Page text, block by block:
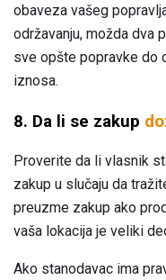
obaveza vašeg
održavanju, možda dva
sve opšte popravke do
iznosa.
8. Da li se zakup
Proverite da li vlasnik
zakup u slučaju da
preuzme zakup ako
vaša lokacija je veliki
Ako stanodavac ima